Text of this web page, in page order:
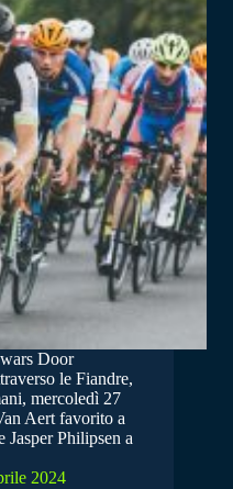
Door
le Fiandre,
mercoledì 27
Aert favorito a
Jasper Philipsen a
2024